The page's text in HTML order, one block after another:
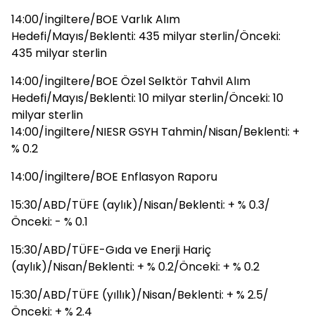
14:00/İngiltere/BOE Varlık Alım
Hedefi/Mayıs/Beklenti: 435 milyar sterlin/Önceki:
435 milyar sterlin
14:00/İngiltere/BOE Özel Selktör Tahvil Alım
Hedefi/Mayıs/Beklenti: 10 milyar sterlin/Önceki: 10
milyar sterlin
14:00/İngiltere/NIESR GSYH Tahmin/Nisan/Beklenti: +
% 0.2
14:00/İngiltere/BOE Enflasyon Raporu
15:30/ABD/TÜFE (aylık)/Nisan/Beklenti: + % 0.3/
Önceki: - % 0.1
15:30/ABD/TÜFE-Gıda ve Enerji Hariç
(aylık)/Nisan/Beklenti: + % 0.2/Önceki: + % 0.2
15:30/ABD/TÜFE (yıllık)/Nisan/Beklenti: + % 2.5/
Önceki: + % 2.4